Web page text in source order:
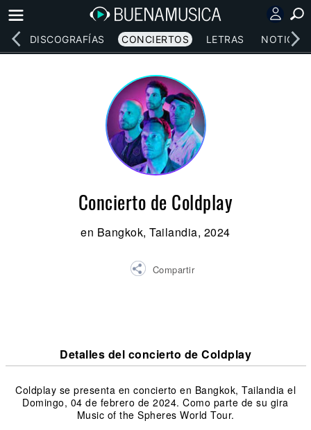
DISCOGRAFÍAS CONCIERTOS LETRAS NOTICIAS
Concierto de Coldplay
en Bangkok, Tailandia, 2024
Compartir
Detalles del concierto de Coldplay
Coldplay se presenta en concierto en Bangkok, Tailandia el
Domingo, 04 de febrero de 2024. Como parte de su gira
Music of the Spheres World Tour.